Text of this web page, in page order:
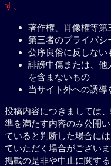
す。
著作権、肖像権等第
第三者のプライバシ
公序良俗に反しない
誹謗中傷または、他
を含まないもの
当サイト外への誘導
投稿内容につきましては
準を満たす内容のみ公開
ていると判断した場合に
ていただく場合がござい
掲載の是非や中止に関す